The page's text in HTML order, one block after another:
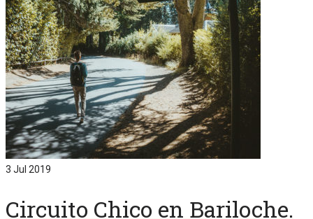
3 Jul 2019
Circuito Chico en Bariloche.